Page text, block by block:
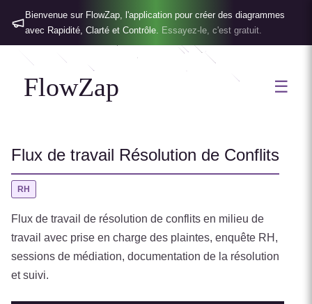
Bienvenue sur FlowZap, l'application pour créer des diagrammes
avec Rapidité, Clarté et Contrôle. Essayez-le, c'est gratuit.
FlowZap ☰
Flux de travail Résolution de Conflits
RH
Flux de travail de résolution de conflits en milieu de
travail avec prise en charge des plaintes, enquête RH,
sessions de médiation, documentation de la résolution
et suivi.